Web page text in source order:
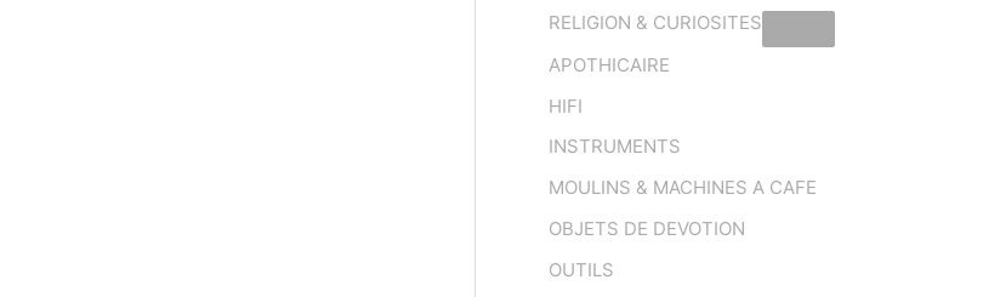
RELIGION & CURIOSITES
APOTHICAIRE
HIFI
INSTRUMENTS
MOULINS & MACHINES A CAFE
OBJETS DE DEVOTION
OUTILS